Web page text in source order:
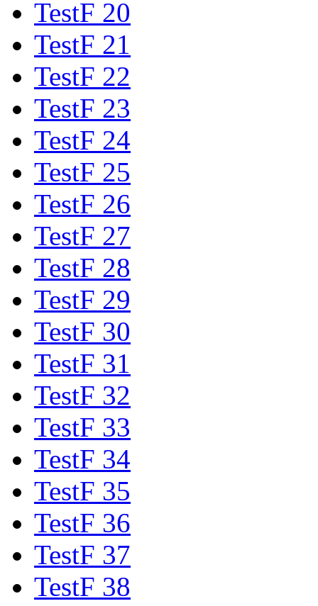
TestF 20
TestF 21
TestF 22
TestF 23
TestF 24
TestF 25
TestF 26
TestF 27
TestF 28
TestF 29
TestF 30
TestF 31
TestF 32
TestF 33
TestF 34
TestF 35
TestF 36
TestF 37
TestF 38